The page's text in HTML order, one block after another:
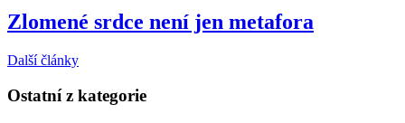
Zlomené srdce není jen metafora
Další články
Ostatní z kategorie